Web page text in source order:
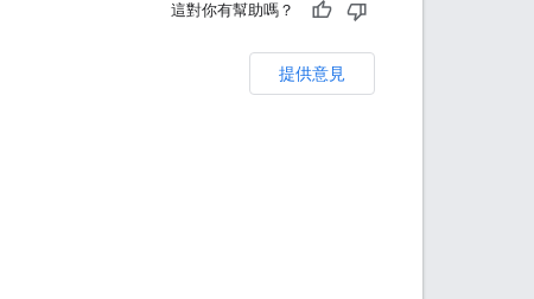
這對你有幫助嗎？
提供意見